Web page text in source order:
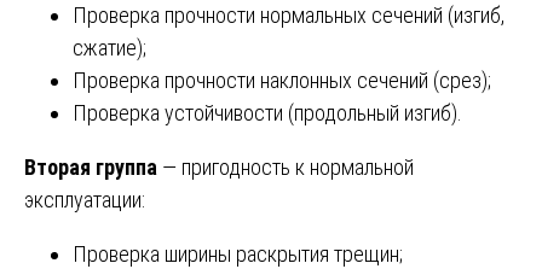
Проверка прочности нормальных сечений (изгиб,
сжатие);
Проверка прочности наклонных сечений (срез);
Проверка устойчивости (продольный изгиб).
Вторая группа — пригодность к нормальной
эксплуатации:
Проверка ширины раскрытия трещин;